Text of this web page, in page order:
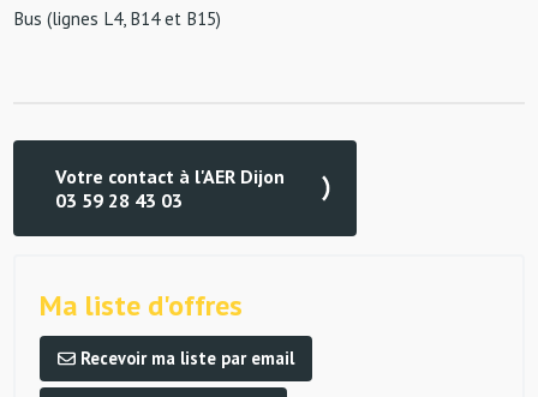
Bus (lignes L4, B14 et B15)
Votre contact à l'AER Dijon
03 59 28 43 03
Ma liste d'offres
Recevoir ma liste par email